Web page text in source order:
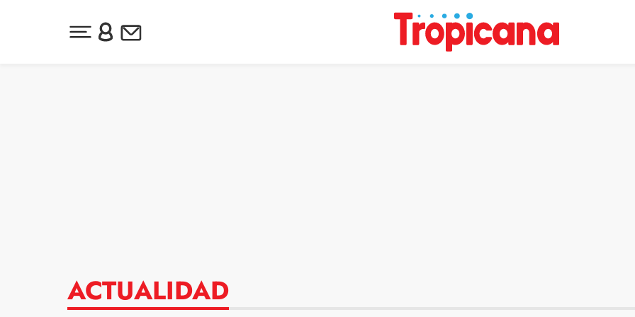
Desplegar menú principal
Inicia sesión o regístrate
Newsletter
ACTUALIDAD